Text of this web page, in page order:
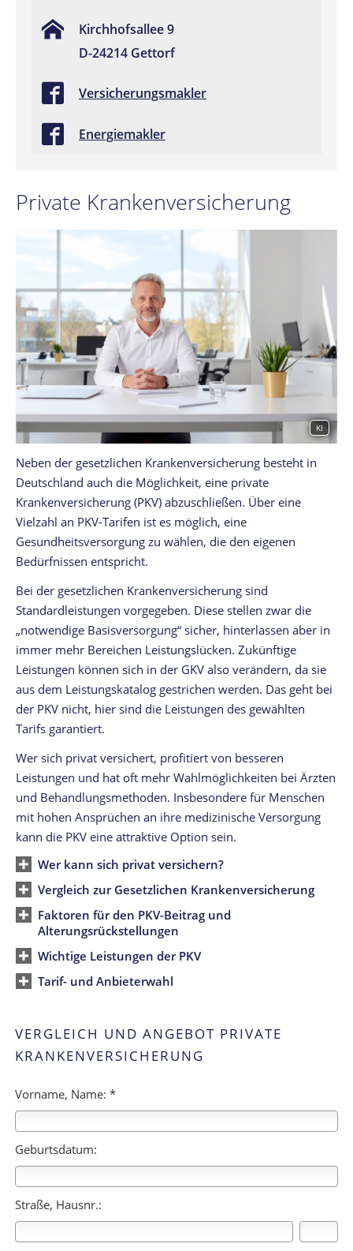
Kirchhofsallee 9
D-24214 Gettorf
Versicherungsmakler
Energiemakler
Private Krankenversicherung
KI
Neben der gesetzlichen Krankenversicherung besteht in
Deutschland auch die Möglichkeit, eine private
Krankenversicherung (PKV) abzuschließen. Über eine
Vielzahl an PKV-Tarifen ist es möglich, eine
Gesundheitsversorgung zu wählen, die den eigenen
Bedürfnissen entspricht.
Bei der gesetzlichen Krankenversicherung sind
Standardleistungen vorgegeben. Diese stellen zwar die
„notwendige Basisversorgung“ sicher, hinterlassen aber in
immer mehr Bereichen Leistungslücken. Zukünftige
Leistungen können sich in der GKV also verändern, da sie
aus dem Leistungskatalog gestrichen werden. Das geht bei
der PKV nicht, hier sind die Leistungen des gewählten
Tarifs garantiert.
Wer sich privat versichert, profitiert von besseren
Leistungen und hat oft mehr Wahlmöglichkeiten bei Ärzten
und Behandlungsmethoden. Insbesondere für Menschen
mit hohen Ansprüchen an ihre medizinische Versorgung
kann die PKV eine attraktive Option sein.
Wer kann sich privat versichern?
Vergleich zur Gesetzlichen Krankenversicherung
Faktoren für den PKV-Beitrag und
Alterungsrückstellungen
Wichtige Leistungen der PKV
Tarif- und Anbieterwahl
VERGLEICH UND ANGEBOT PRIVATE
KRANKENVERSICHERUNG
Vorname, Name: *
Geburtsdatum:
Straße, Hausnr.: